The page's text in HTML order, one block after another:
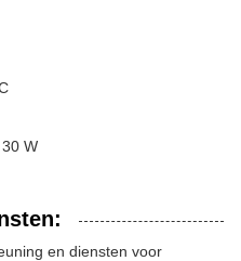
W
en diensten voor